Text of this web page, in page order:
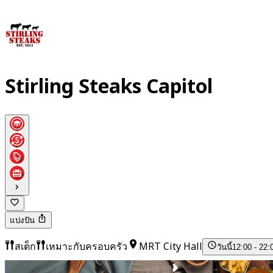
Stirling Steaks Capitol
แบ่งปัน
สเต็ก เหมาะกับครอบครัว MRT City Hall วันนี้12:00 -